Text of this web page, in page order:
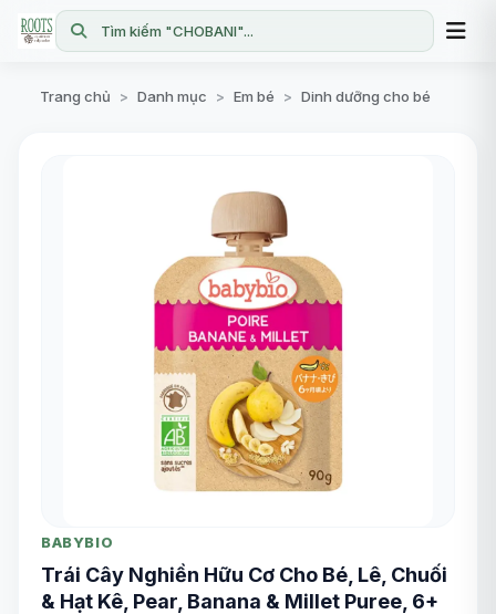
Tìm kiếm "CHOBANI"...
Trang chủ > Danh mục > Em bé > Dinh dưỡng cho bé
BABYBIO
Trái Cây Nghiền Hữu Cơ Cho Bé, Lê, Chuối
& Hạt Kê, Pear, Banana & Millet Puree, 6+